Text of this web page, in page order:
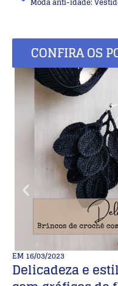
CONFIRA OS
EM16/03/2023
Delicadeza e